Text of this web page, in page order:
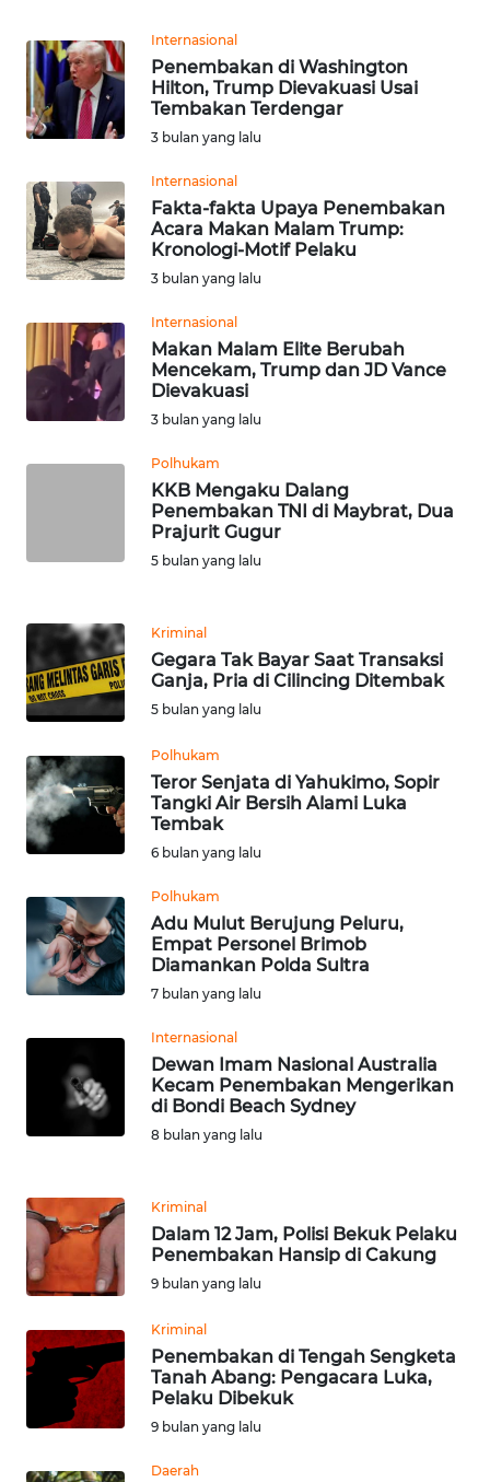
Internasional
Penembakan di Washington
Hilton, Trump Dievakuasi Usai
Tembakan Terdengar
3 bulan yang lalu
Internasional
Fakta-fakta Upaya Penembakan
Acara Makan Malam Trump:
Kronologi-Motif Pelaku
3 bulan yang lalu
Internasional
Makan Malam Elite Berubah
Mencekam, Trump dan JD Vance
Dievakuasi
3 bulan yang lalu
Polhukam
KKB Mengaku Dalang
Penembakan TNI di Maybrat, Dua
Prajurit Gugur
5 bulan yang lalu
Kriminal
Gegara Tak Bayar Saat Transaksi
Ganja, Pria di Cilincing Ditembak
5 bulan yang lalu
Polhukam
Teror Senjata di Yahukimo, Sopir
Tangki Air Bersih Alami Luka
Tembak
6 bulan yang lalu
Polhukam
Adu Mulut Berujung Peluru,
Empat Personel Brimob
Diamankan Polda Sultra
7 bulan yang lalu
Internasional
Dewan Imam Nasional Australia
Kecam Penembakan Mengerikan
di Bondi Beach Sydney
8 bulan yang lalu
Kriminal
Dalam 12 Jam, Polisi Bekuk Pelaku
Penembakan Hansip di Cakung
9 bulan yang lalu
Kriminal
Penembakan di Tengah Sengketa
Tanah Abang: Pengacara Luka,
Pelaku Dibekuk
9 bulan yang lalu
Daerah
INDEKS
BERITA
INFO
IKLAN
KAMI
PEDOMAN
MEDIA
Wahana
News
Regional
WN
SUMUT
WN
JABAR
WN
NTT
KEPRI
PAPUA
WN
PAPUA
BARAT